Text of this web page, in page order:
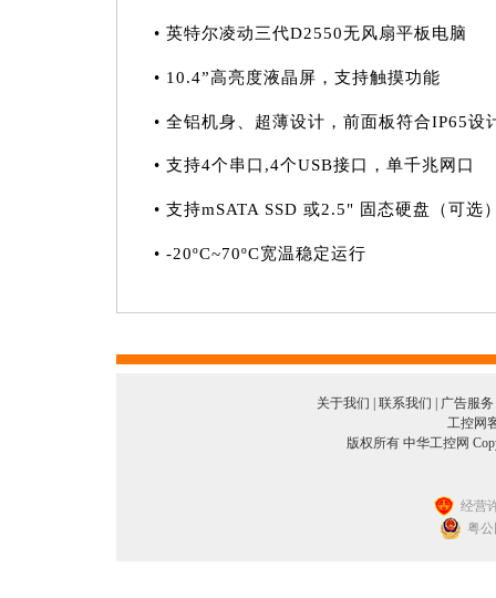
• 英特尔凌动三代D2550无风扇平板电脑
• 10.4”高亮度液晶屏，支持触摸功能
• 全铝机身、超薄设计，前面板符合IP65设
• 支持4个串口,4个USB接口，单千兆网口
• 支持mSATA SSD 或2.5" 固态硬盘（可选
• -20ºC~70ºC宽温稳定运行
关于我们 联系我们 广告服务
工控网
版权所有 中华工控网
经营
粤公